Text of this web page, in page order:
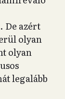
De azért
olyan
olyan
legalább